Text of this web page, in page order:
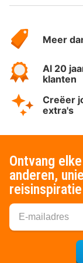
HotelSpecials
Meer
Al 20
klanten
Creëer
extra's
Ontvang
anderen,